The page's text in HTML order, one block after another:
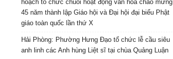
hoạch tổ chức chuỗi hoạt động văn hóa chào mừng
45 năm thành lập Giáo hội và Đại hội đại biểu Phật
giáo toàn quốc lần thứ X
Hải Phòng: Phường Hưng Đạo tổ chức lễ cầu siêu
anh linh các Anh hùng Liệt sĩ tại chùa Quảng Luận